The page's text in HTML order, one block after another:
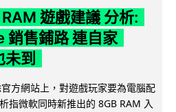
遊戲建議 分析:
銷售鋪路 連自家
到
方網站上，對遊戲玩家要為電腦配
指微軟同時新推出的 8GB RAM 入